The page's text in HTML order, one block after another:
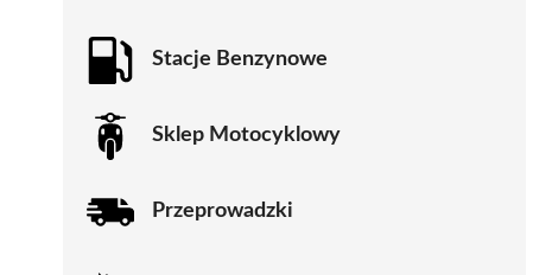
Stacje Benzynowe
Sklep Motocyklowy
Przeprowadzki